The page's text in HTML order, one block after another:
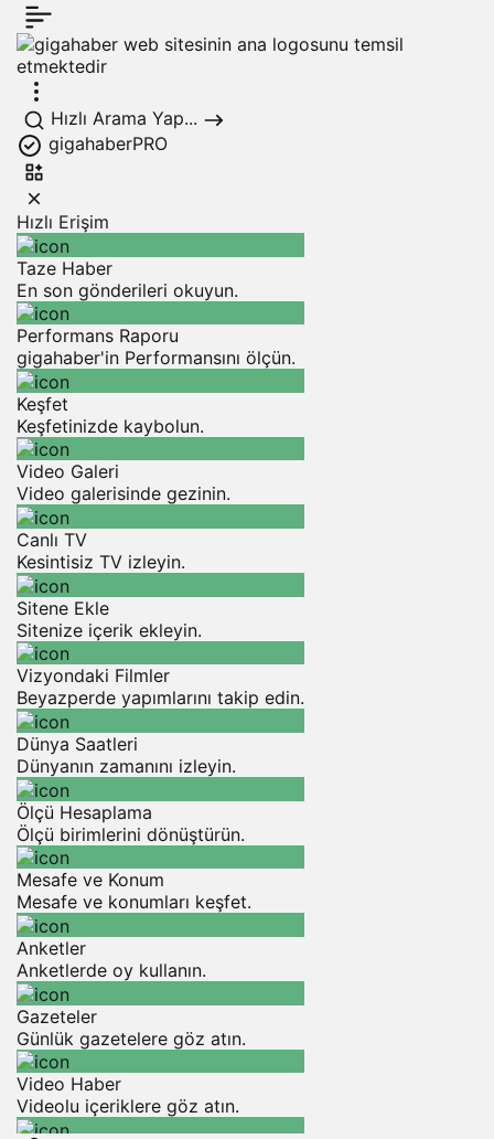
Hızlı Arama Yap...
gigahaberPRO
Hızlı Erişim
Taze Haber
En son gönderileri okuyun.
Performans Raporu
gigahaber'in Performansını ölçün.
Keşfet
Keşfetinizde kaybolun.
Video Galeri
Video galerisinde gezinin.
Canlı TV
Kesintisiz TV izleyin.
Sitene Ekle
Sitenize içerik ekleyin.
Vizyondaki Filmler
Beyazperde yapımlarını takip edin.
Dünya Saatleri
Dünyanın zamanını izleyin.
Ölçü Hesaplama
Ölçü birimlerini dönüştürün.
Mesafe ve Konum
Mesafe ve konumları keşfet.
Anketler
Anketlerde oy kullanın.
Gazeteler
Günlük gazetelere göz atın.
Video Haber
Videolu içeriklere göz atın.